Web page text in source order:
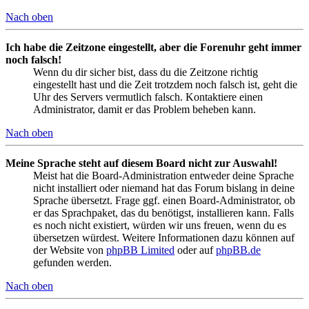
Nach oben
Ich habe die Zeitzone eingestellt, aber die Forenuhr geht immer
noch falsch!
Wenn du dir sicher bist, dass du die Zeitzone richtig
eingestellt hast und die Zeit trotzdem noch falsch ist, geht die
Uhr des Servers vermutlich falsch. Kontaktiere einen
Administrator, damit er das Problem beheben kann.
Nach oben
Meine Sprache steht auf diesem Board nicht zur Auswahl!
Meist hat die Board-Administration entweder deine Sprache
nicht installiert oder niemand hat das Forum bislang in deine
Sprache übersetzt. Frage ggf. einen Board-Administrator, ob
er das Sprachpaket, das du benötigst, installieren kann. Falls
es noch nicht existiert, würden wir uns freuen, wenn du es
übersetzen würdest. Weitere Informationen dazu können auf
der Website von phpBB Limited oder aufphpBB.de
gefunden werden.
Nach oben